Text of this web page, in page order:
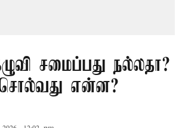
சமைப்பது நல்லதா?
என்ன?